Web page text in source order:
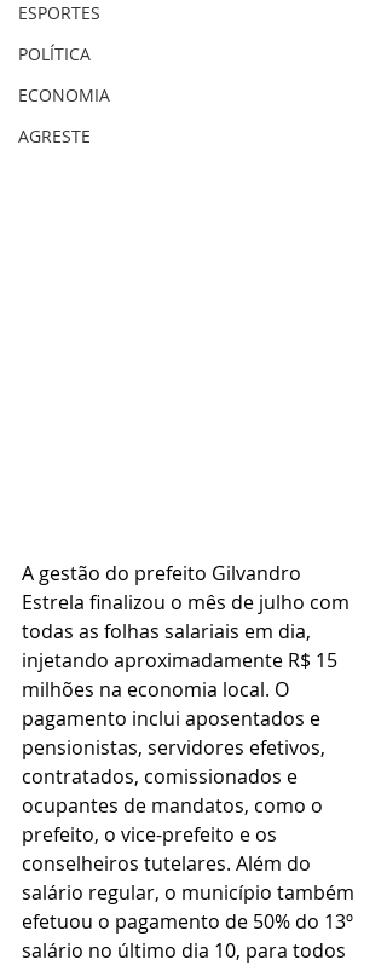
ESPORTES
POLÍTICA
ECONOMIA
AGRESTE
A gestão do prefeito Gilvandro
Estrela finalizou o mês de julho com
todas as folhas salariais em dia,
injetando aproximadamente R$ 15
milhões na economia local. O
pagamento inclui aposentados e
pensionistas, servidores efetivos,
contratados, comissionados e
ocupantes de mandatos, como o
prefeito, o vice-prefeito e os
conselheiros tutelares. Além do
salário regular, o município também
efetuou o pagamento de 50% do 13º
salário no último dia 10, para todos